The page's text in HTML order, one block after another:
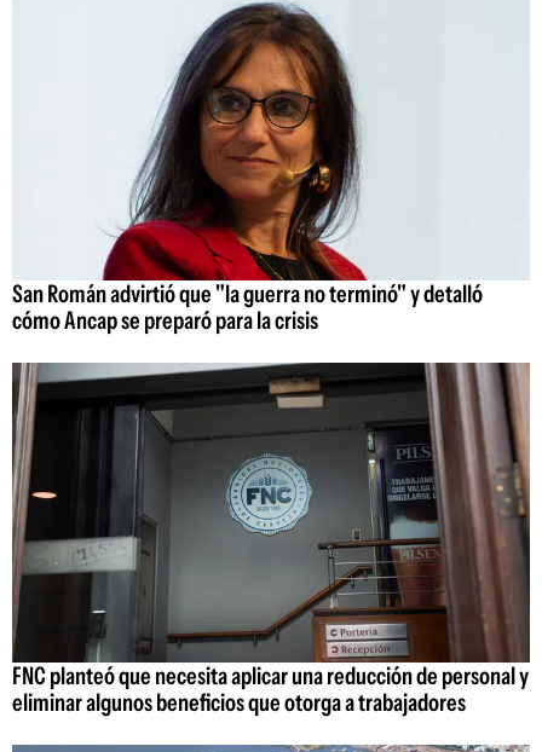
San Román advirtió que "la guerra no terminó" y detalló
cómo Ancap se preparó para la crisis
FNC planteó que necesita aplicar una reducción de personal y
eliminar algunos beneficios que otorga a trabajadores